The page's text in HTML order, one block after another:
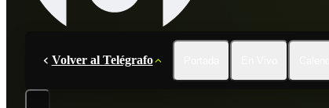
Volver al Telégrafo